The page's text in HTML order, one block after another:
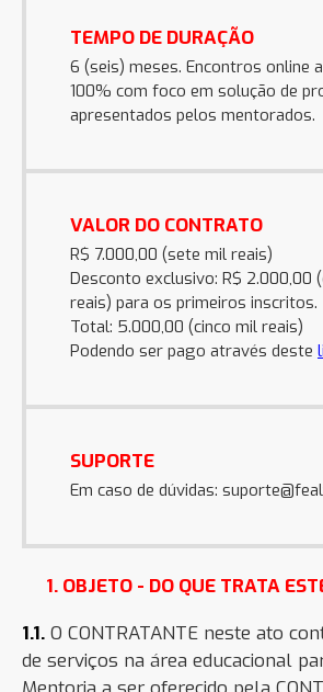
TEMPO DE DURAÇÃO
6 (seis) meses. Encontros online
100% com foco em solução de
apresentados pelos mentorados.
VALOR DO CONTRATO
R$ 7.000,00 (sete mil reais)
Desconto exclusivo: R$ 2.000,00
reais) para os primeiros inscritos.
Total: 5.000,00 (cinco mil reais)
Podendo ser pago através deste
SUPORTE
Em caso de dúvidas:
1. OBJETO - DO QUE TRATA
1.1. O CONTRATANTE neste ato
de serviços na área educacional